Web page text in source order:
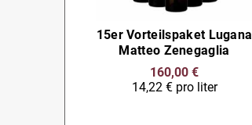
15er Vorteilspaket Lugana
Matteo Zenegaglia
160,00 €
14,22 € pro liter